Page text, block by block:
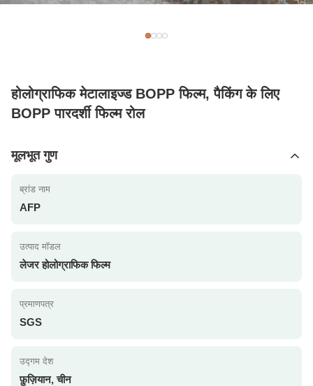
होलोग्राफिक मेटालाइज्ड BOPP फिल्म, पैकिंग के लिए
BOPP पारदर्शी फिल्म रोल
मूलभूत गुण
ब्रांड नाम
AFP
उत्पाद मॉडल
लेजर होलोग्राफिक फिल्म
प्रमाणपत्र
SGS
उद्गम देश
फ़ुज़ियान, चीन